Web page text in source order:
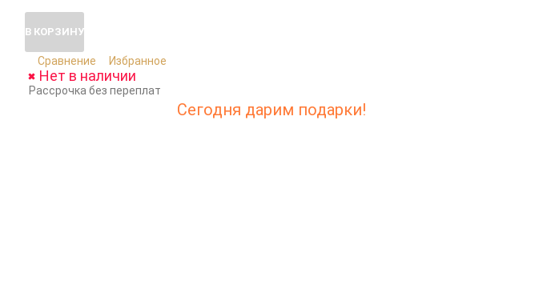
В КОРЗИНУ
Сравнение Избранное
Нет в наличии
Рассрочка без переплат
Сегодня дарим подарки!